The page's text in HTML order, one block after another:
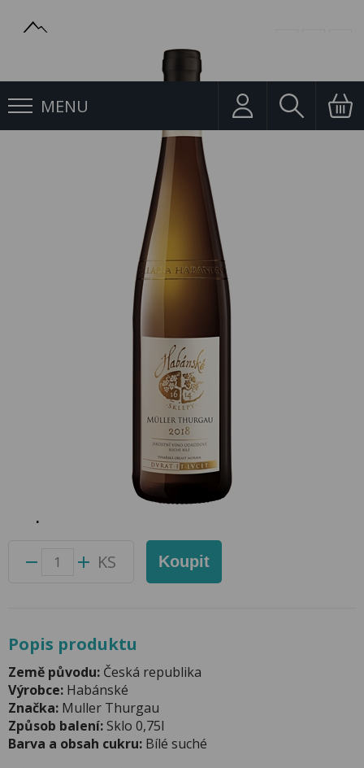
MENU
Muller Thurgau 0,75l Habánské Sklepy
Muller Thurgau 0,75l Habánské
Přidat do oblíbených produktů
Foto produktu se může od skutečnosti mírně lišit.
KS Koupit
Popis produktu
Země původu: Česká republika
Výrobce: Habánské
Značka: Muller Thurgau
Způsob balení:Sklo 0,75l
Barva a obsah cukru: Bílé suché